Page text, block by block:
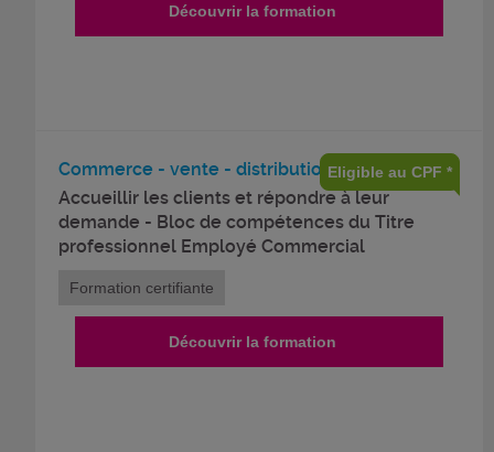
Découvrir la formation
Commerce - vente - distribution
Accueillir les clients et répondre à leur
demande - Bloc de compétences du Titre
professionnel Employé Commercial
Eligible au CPF *
Formation certifiante
Découvrir la formation